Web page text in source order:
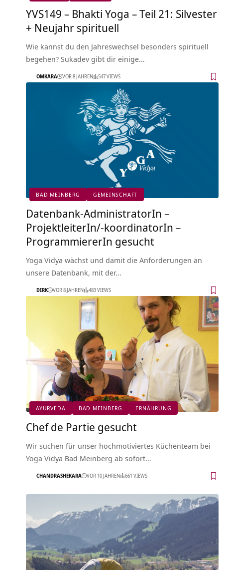
YVS149 – Bhakti Yoga – Teil 21: Silvester
+ Neujahr spirituell
Wie kannst du den Jahreswechsel besonders spirituell
begehen? Sukadev gibt dir einige…
OMKARA VOR 8 JAHREN 547 VIEWS
BAD MEINBERG GEMEINSCHAFT
Datenbank-AdministratorIn –
ProjektleiterIn/-koordinatorIn –
ProgrammiererIn gesucht
Yoga Vidya wächst und damit die Anforderungen an
unsere Datenbank, mit der…
DIRK VOR 8 JAHREN 483 VIEWS
AYURVEDA BAD MEINBERG ERNÄHRUNG
Chef de Partie gesucht
Wir suchen für unser hochmotiviertes Küchenteam bei
Yoga Vidya Bad Meinberg ab sofort…
CHANDRASHEKARA VOR 10 JAHREN 661 VIEWS